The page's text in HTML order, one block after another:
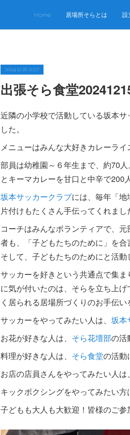
Home 居場所そらとは 設
2024.12.16 11:27
出張そら食堂
近隣の小学校で活動している坂本
した。
メニューはみんな大好きカレーライ
部員は幼稚園～６年生まで、約70
とキーマカレーを甘口と中辛で200
坂本サッカークラブには、毎年「
片付けもたくさん手伝ってくれまし
コーチはみんなボランティアで、
者も、「子どもたちのために」を
そして、子どもたちのためにと活
サッカーを好きという共通点で集
に気が付いたのは、そらを立ち上
く居られる居場所づくりのお手伝い
サッカーをやってみたい人は、 坂本
お花が好きな人は、 そら花壇部の活
料理が好きな人は、 そら食堂の活動
お店の店員さんをやってみたい人
キックボクシングをやってみたい方
子どもも大人も大歓迎！皆様のご参